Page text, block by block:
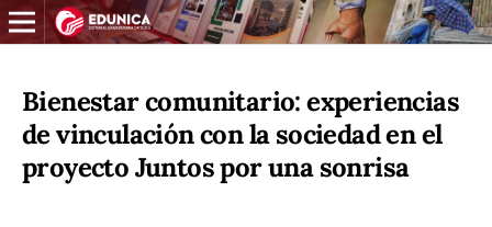
Bienestar comunitario: experiencias
de vinculación con la sociedad en el
proyecto Juntos por una sonrisa